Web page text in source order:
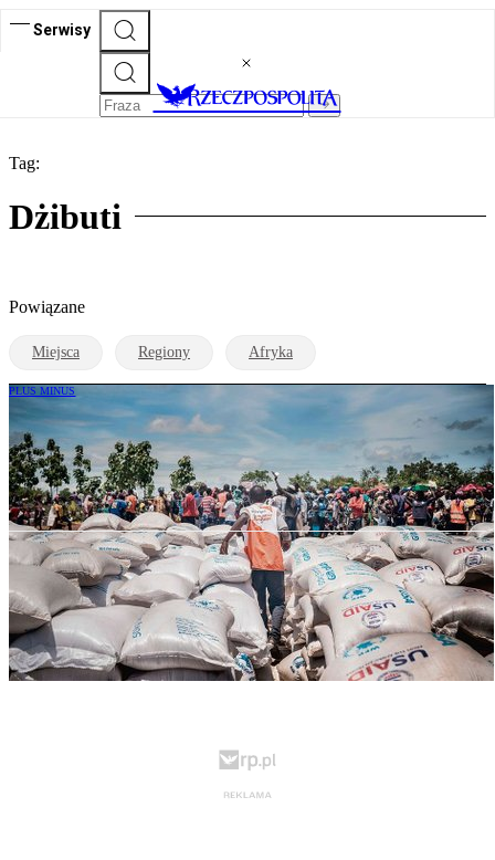
Serwisy
Tag:
Dżibuti
Powiązane
Miejsca Regiony Afryka
PLUS MINUS
Pandemia dla krajów Trzeciego Świata
oznacza apokalipsę